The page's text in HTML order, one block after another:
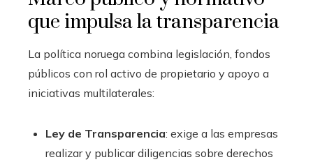
que impulsa la transparencia
La política noruega combina legislación, fondos
públicos con rol activo de propietario y apoyo a
iniciativas multilaterales:
Ley de Transparencia: exige a las empresas
realizar y publicar diligencias sobre derechos